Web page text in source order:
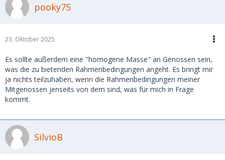
pooky75
23. Oktober 2025
Es sollte außerdem eine "homogene Masse" an Genossen sein,
was die zu bietenden Rahmenbedingungen angeht. Es bringt mir
ja nichts teilzuhaben, wenn die Rahmenbedingungen meiner
Mitgenossen jenseits von dem sind, was für mich in Frage
kommt.
SilvioB